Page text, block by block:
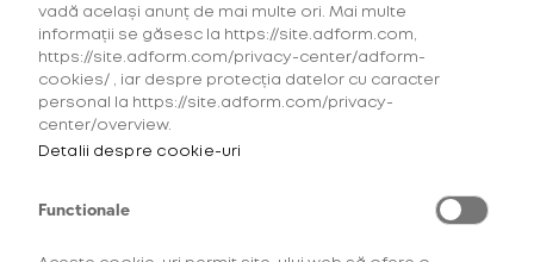
vadă același anunț de mai multe ori. Mai multe
informații se găsesc la https://site.adform.com,
https://site.adform.com/privacy-center/adform-
cookies/ , iar despre protecția datelor cu caracter
personal la https://site.adform.com/privacy-
center/overview.
Detalii despre cookie-uri
Functionale